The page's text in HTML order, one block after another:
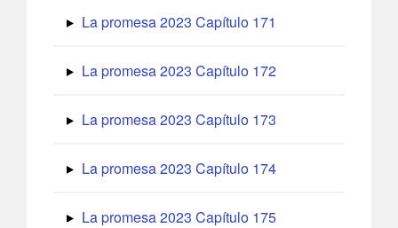
La promesa 2023 Capítulo 171
La promesa 2023 Capítulo 172
La promesa 2023 Capítulo 173
La promesa 2023 Capítulo 174
La promesa 2023 Capítulo 175